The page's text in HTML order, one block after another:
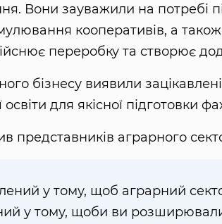
Вони зауважили на потребі
кооперативів, а також
переробку та створює
бізнесу виявили
для якісної підготовки
представників аграрного
у тому, щоб аграрний
у тому, щоби ви